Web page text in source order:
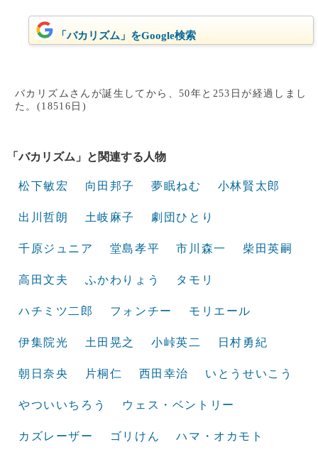
「バカリズム」をGoogle検索
バカリズムさんが誕生してから、50年と253日が経過しまし
た。(18516日)
「バカリズム」と関連する人物
松下敏宏 向田邦子 夢眠ねむ 小林賢太郎
出川哲朗 土岐麻子 劇団ひとり
千原ジュニア 堂島孝平 市川森一 柴田英嗣
高田文夫 ふかわりょう タモリ
ハチミツ二郎 フォンチー モリエール
伊集院光 土田晃之 小峠英二 日村勇紀
朝日奈央 片桐仁 西田幸治 いとうせいこう
やついいちろう ウェス・ベントリー
カズレーザー ゴリけん ハマ・オカモト